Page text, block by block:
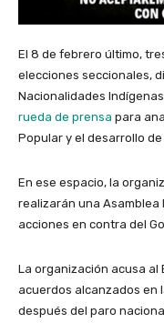
El 8 de febrero último,
elecciones seccionales,
Nacionalidades
rueda de prensa para
Popular y el desarrollo
En ese espacio, la
realizarán una Asamblea
acciones en contra del
La organización acusa al
acuerdos alcanzados en
después del paro